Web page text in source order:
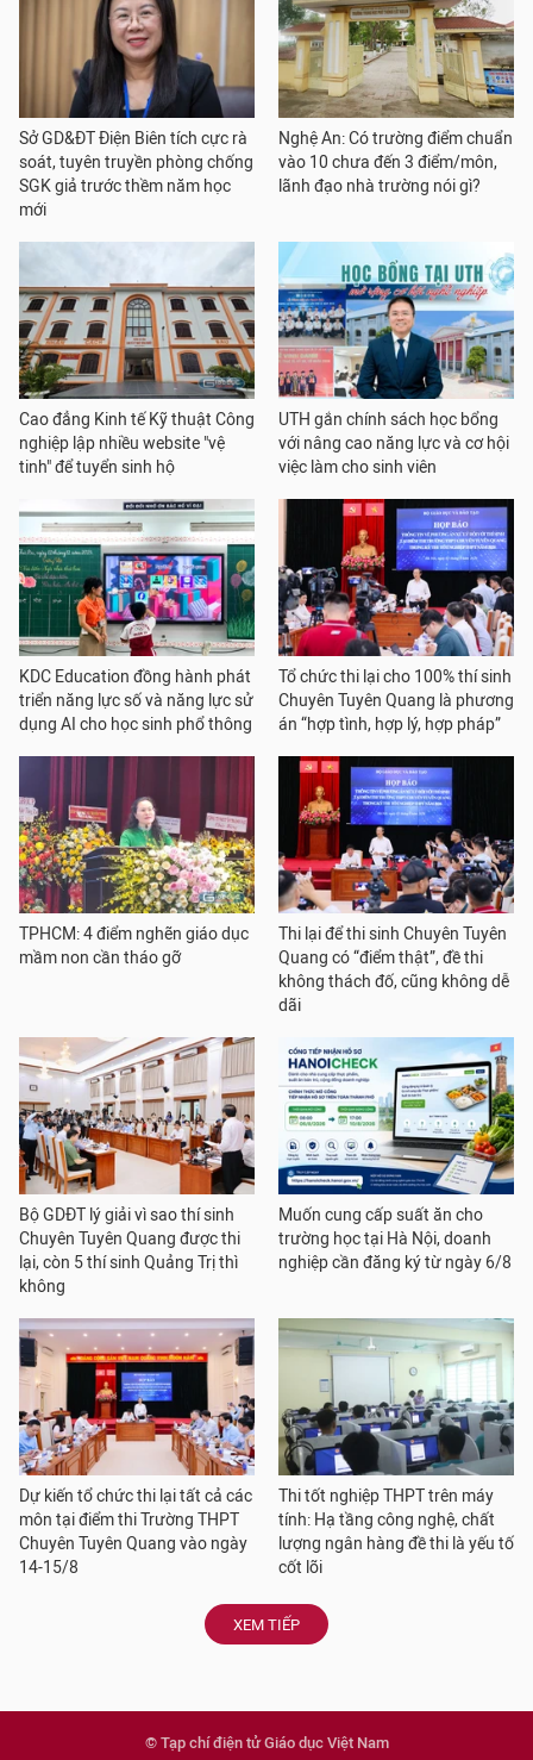
Sở GD&ĐT Điện Biên tích cực rà
soát, tuyên truyền phòng chống
SGK giả trước thềm năm học
mới
Nghệ An: Có trường điểm chuẩn
vào 10 chưa đến 3 điểm/môn,
lãnh đạo nhà trường nói gì?
Cao đẳng Kinh tế Kỹ thuật Công
nghiệp lập nhiều website "vệ
tinh" để tuyển sinh hộ
UTH gắn chính sách học bổng
với nâng cao năng lực và cơ hội
việc làm cho sinh viên
KDC Education đồng hành phát
triển năng lực số và năng lực sử
dụng AI cho học sinh phổ thông
Tổ chức thi lại cho 100% thí sinh
Chuyên Tuyên Quang là phương
án “hợp tình, hợp lý, hợp pháp”
TPHCM: 4 điểm nghẽn giáo dục
mầm non cần tháo gỡ
Thi lại để thi sinh Chuyên Tuyên
Quang có “điểm thật”, đề thi
không thách đố, cũng không dễ
dãi
Bộ GDĐT lý giải vì sao thí sinh
Chuyên Tuyên Quang được thi
lại, còn 5 thí sinh Quảng Trị thì
không
Muốn cung cấp suất ăn cho
trường học tại Hà Nội, doanh
nghiệp cần đăng ký từ ngày 6/8
Dự kiến tổ chức thi lại tất cả các
môn tại điểm thi Trường THPT
Chuyên Tuyên Quang vào ngày
14-15/8
Thi tốt nghiệp THPT trên máy
tính: Hạ tầng công nghệ, chất
lượng ngân hàng đề thi là yếu tố
cốt lõi
XEM TIẾP
© Tạp chí điện tử Giáo dục Việt Nam